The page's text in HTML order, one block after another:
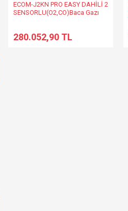
ECOM-J2KN PRO EASY DAHİLİ 2
SENSORLU(O2,CO)Baca Gazı
280.052,90 TL